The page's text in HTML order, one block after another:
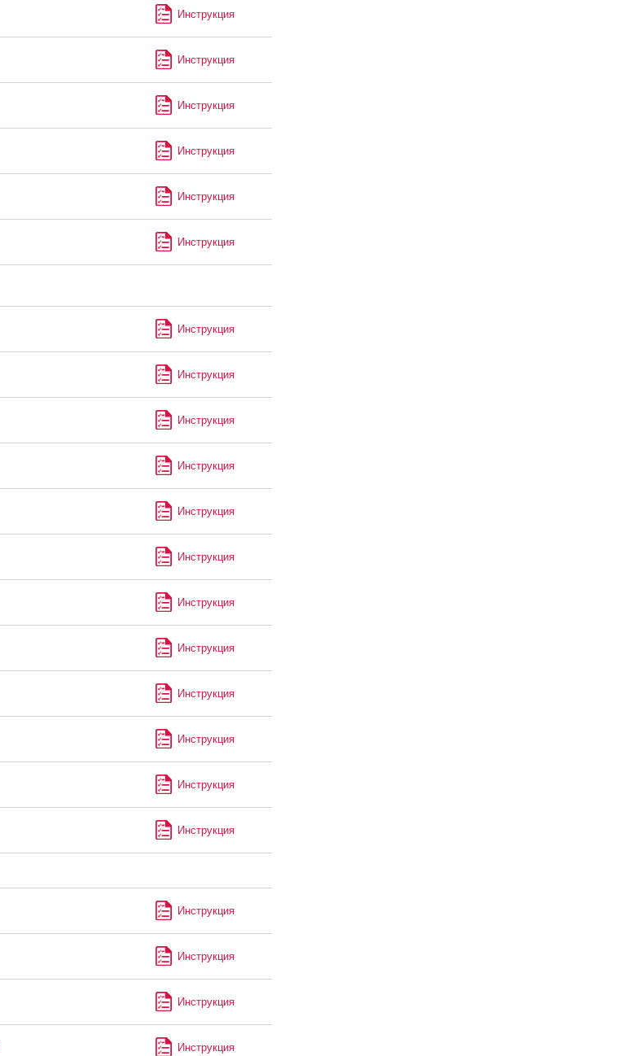
Инструкция
Инструкция
Инструкция
Инструкция
Инструкция
Инструкция
Инструкция
Инструкция
Инструкция
Инструкция
Инструкция
Инструкция
Инструкция
Инструкция
Инструкция
Инструкция
Инструкция
Инструкция
Инструкция
Инструкция
Инструкция
Инструкция